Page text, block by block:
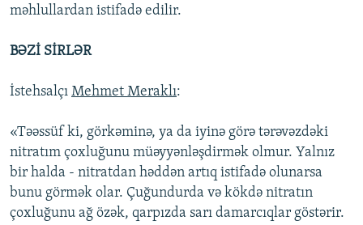
məhlullardan istifadə edilir.
BƏZİ SİRLƏR
İstehsalçı Mehmet Meraklı:
«Təəssüf ki, görkəminə, ya da iyinə görə tərəvəzdəki
nitratım çoxluğunu müəyyənləşdirmək olmur. Yalnız
bir halda - nitratdan həddən artıq istifadə olunarsa
bunu görmək olar. Çuğundurda və kökdə nitratın
çoxluğunu ağ özək, qarpızda sarı damarcıqlar göstərir.